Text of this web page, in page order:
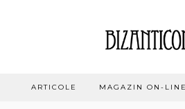
ARTICOLE MAGAZIN ON-LINE